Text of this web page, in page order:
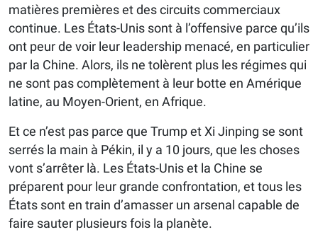
matières premières et des circuits commerciaux
continue. Les États-Unis sont à l’offensive parce qu’ils
ont peur de voir leur leadership menacé, en particulier
par la Chine. Alors, ils ne tolèrent plus les régimes qui
ne sont pas complètement à leur botte en Amérique
latine, au Moyen-Orient, en Afrique.
Et ce n’est pas parce que Trump et Xi Jinping se sont
serrés la main à Pékin, il y a 10 jours, que les choses
vont s’arrêter là. Les États-Unis et la Chine se
préparent pour leur grande confrontation, et tous les
États sont en train d’amasser un arsenal capable de
faire sauter plusieurs fois la planète.